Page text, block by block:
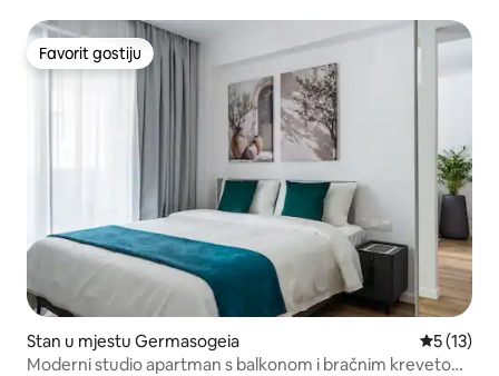
Favorit gostiju
Favorit gostiju
Stan u mjestu Germasogeia Prosječna
5 (13)
Moderni studio apartman s balkonom i bračnim krevetom